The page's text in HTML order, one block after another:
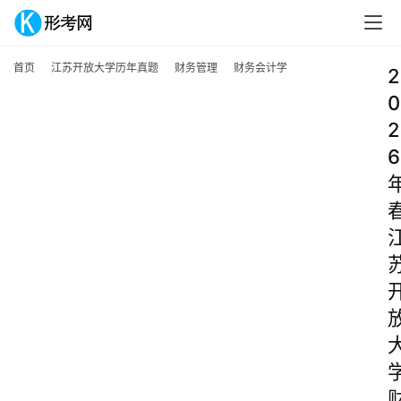
首页 江苏开放大学历年真题 财务管理 财务会计学
2
0
2
6